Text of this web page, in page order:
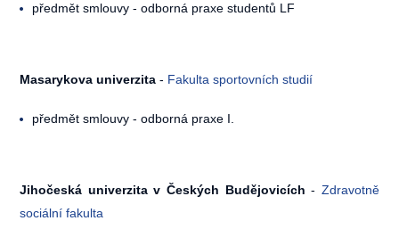
předmět smlouvy - odborná praxe studentů LF
Masarykova univerzita - Fakulta sportovních studií
předmět smlouvy - odborná praxe I.
Jihočeská univerzita v Českých Budějovicích - Zdravotně
sociální fakulta